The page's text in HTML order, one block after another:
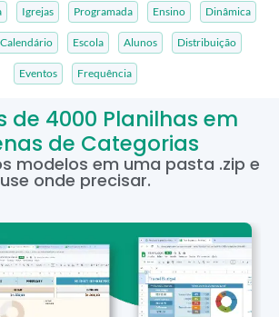
Igrejas Programada Ensino Dinâmica
Calendário Escola Alunos Distribuição
Eventos Frequência
de 4000 Planilhas em
de Categorias
modelos em uma pasta .zip e
use onde precisar.